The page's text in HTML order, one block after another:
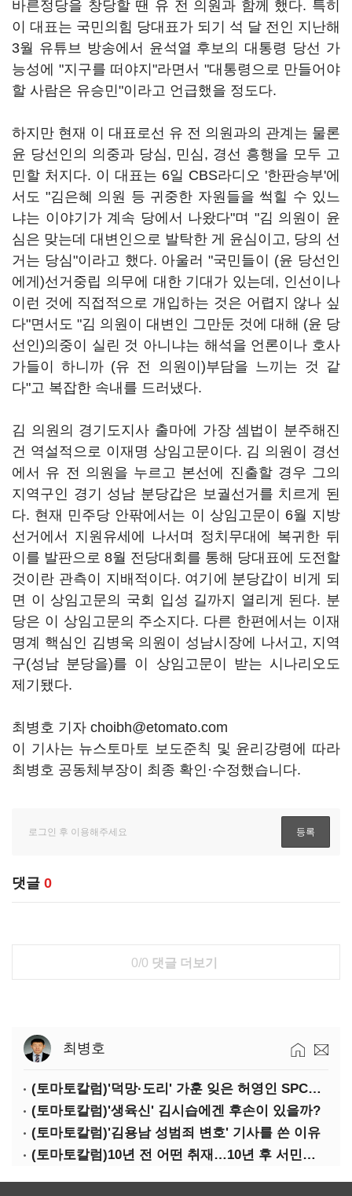
바른정당을 창당할 땐 유 전 의원과 함께 했다. 특히
이 대표는 국민의힘 당대표가 되기 석 달 전인 지난해
3월 유튜브 방송에서 윤석열 후보의 대통령 당선 가
능성에 "지구를 떠야지"라면서 "대통령으로 만들어야
할 사람은 유승민"이라고 언급했을 정도다.
하지만 현재 이 대표로선 유 전 의원과의 관계는 물론
윤 당선인의 의중과 당심, 민심, 경선 흥행을 모두 고
민할 처지다. 이 대표는 6일 CBS라디오 '한판승부'에
서도 "김은혜 의원 등 귀중한 자원들을 썩힐 수 있느
냐는 이야기가 계속 당에서 나왔다"며 "김 의원이 윤
심은 맞는데 대변인으로 발탁한 게 윤심이고, 당의 선
거는 당심"이라고 했다. 아울러 "국민들이 (윤 당선인
에게)선거중립 의무에 대한 기대가 있는데, 인선이나
이런 것에 직접적으로 개입하는 것은 어렵지 않나 싶
다"면서도 "김 의원이 대변인 그만둔 것에 대해 (윤 당
선인)의중이 실린 것 아니냐는 해석을 언론이나 호사
가들이 하니까 (유 전 의원이)부담을 느끼는 것 같
다"고 복잡한 속내를 드러냈다.
김 의원의 경기도지사 출마에 가장 셈법이 분주해진
건 역설적으로 이재명 상임고문이다. 김 의원이 경선
에서 유 전 의원을 누르고 본선에 진출할 경우 그의
지역구인 경기 성남 분당갑은 보궐선거를 치르게 된
다. 현재 민주당 안팎에서는 이 상임고문이 6월 지방
선거에서 지원유세에 나서며 정치무대에 복귀한 뒤
이를 발판으로 8월 전당대회를 통해 당대표에 도전할
것이란 관측이 지배적이다. 여기에 분당갑이 비게 되
면 이 상임고문의 국회 입성 길까지 열리게 된다. 분
당은 이 상임고문의 주소지다. 다른 한편에서는 이재
명계 핵심인 김병욱 의원이 성남시장에 나서고, 지역
구(성남 분당을)를 이 상임고문이 받는 시나리오도
제기됐다.
최병호 기자 choibh@etomato.com
이 기사는 뉴스토마토 보도준칙 및 윤리강령에 따라
최병호 공동체부장이 최종 확인·수정했습니다.
댓글 0
0/0 댓글 더보기
최병호
(토마토칼럼)'덕망·도리' 가훈 잊은 허영인 SPC그룹 회장
(토마토칼럼)'생육신' 김시습에겐 후손이 있을까?
(토마토칼럼)'김용남 성범죄 변호' 기사를 쓴 이유
(토마토칼럼)10년 전 어떤 취재…10년 후 서민석·박상용